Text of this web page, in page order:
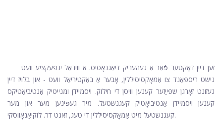
זען דיין דאָקטער פֿאַר אַ געהעריק דיאַגנאָסיס. א וויראַל ינפעקציע וועט
נישט ריספּאַנד צו אַמאָקסיסיללין, אָבער אַ באַקטיריאַל וועט - און בלויז דיין
געזונט זאָרגן שפּייַזער קענען וויסן די חילוק. ויסמיידן ומנייטיק אַנטיביאַטיקס
קענען ויסמיידן אַנטיביאָטיק קעגנשטעל. מיר געפֿינען מער און מער
קעגנשטעל מיט אַמאָקסיסיללין די טעג, זאגט דר. לוקיאַנאָווסקי.